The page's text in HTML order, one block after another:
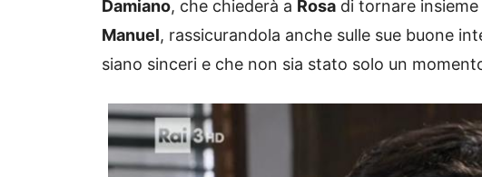
Damiano, che chiederà a Rosa di tornare
Manuel, rassicurandola anche sulle sue buone
siano sinceri e che non sia stato solo un